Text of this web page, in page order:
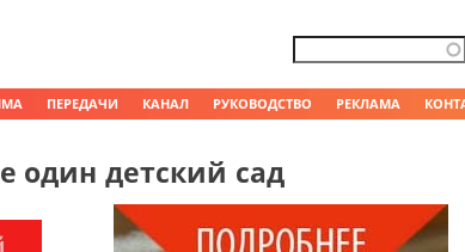
ПЕРЕДАЧИ КАНАЛ РУКОВОДСТВО РЕКЛАМА
Форма поиска
Поиск
один детский сад